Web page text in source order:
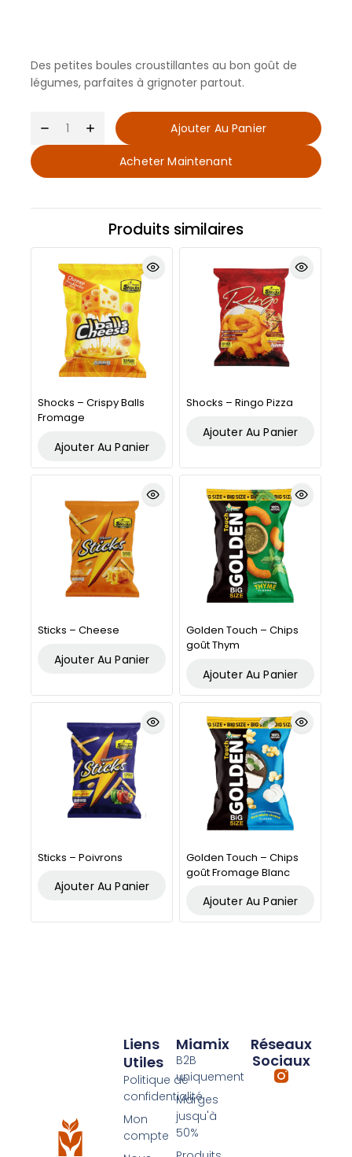
Des petites boules croustillantes au bon goût de
légumes, parfaites à grignoter partout.
Ajouter Au Panier
Acheter Maintenant
Produits similaires
Shocks – Crispy Balls
Fromage
Ajouter Au Panier
Shocks – Ringo Pizza
Ajouter Au Panier
Sticks – Cheese
Ajouter Au Panier
Golden Touch – Chips
goût Thym
Ajouter Au Panier
Sticks – Poivrons
Ajouter Au Panier
Golden Touch – Chips
goût Fromage Blanc
Ajouter Au Panier
Miamix
B2B
uniquement
Marges
jusqu'à
50%
Liens
Utiles
Politique de
confidentialité
Mon
compte
Réseaux
Sociaux